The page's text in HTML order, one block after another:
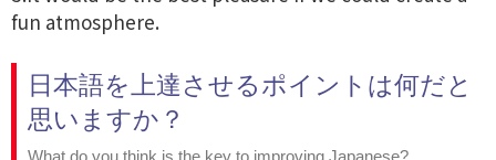
fun atmosphere.
日本語を上達させるポイントは何だと
思いますか？